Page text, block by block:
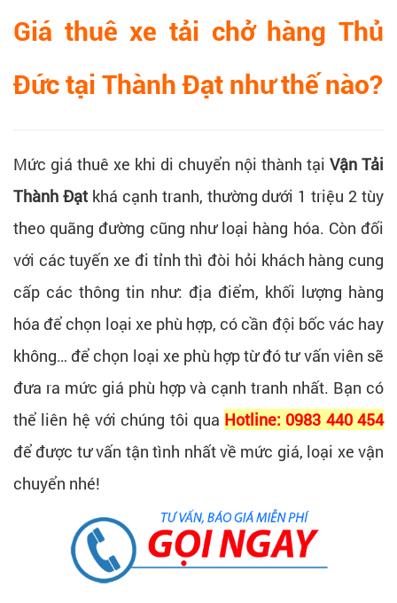
Giá thuê xe tải chở hàng Thủ
Đức tại Thành Đạt như thế nào?
Mức giá thuê xe khi di chuyển nội thành tại Vận Tải
Thành Đạtkhá cạnh tranh, thường dưới 1 triệu 2 tùy
theo quãng đường cũng như loại hàng hóa. Còn đối
với các tuyến xe đi tỉnh thì đòi hỏi khách hàng cung
cấp các thông tin như: địa điểm, khối lượng hàng
hóa để chọn loại xe phù hợp, có cần đội bốc vác hay
không… để chọn loại xe phù hợp từ đó tư vấn viên sẽ
đưa ra mức giá phù hợp và cạnh tranh nhất. Bạn có
thể liên hệ với chúng tôi qua Hotline: 0983 440 454
để được tư vấn tận tình nhất về mức giá, loại xe vận
chuyển nhé!